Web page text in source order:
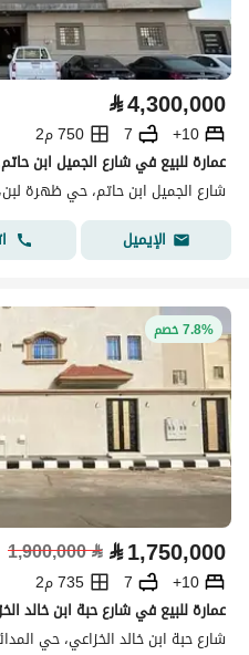
⃁4,300,000
10+
7
750 م2
عمارة للبيع في شارع الجميل ابن
شارع الجميل ابن حاتم، حي ظهرة
الإيميل
7.8% خصم
⃁1,750,000
⃁
1,900,000
10+
7
735 م2
عمارة للبيع في شارع حبة ابن خالد
شارع حبة ابن خالد الخزاعي، حي